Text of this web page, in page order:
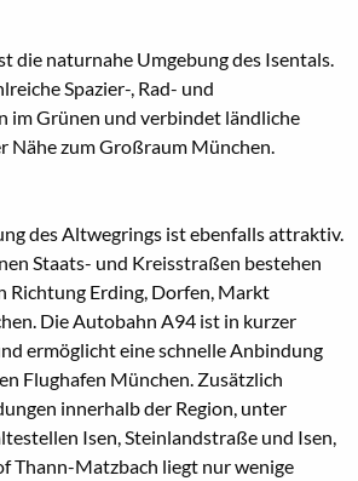
die naturnahe Umgebung des Isentals.
Spazier-, Rad- und
im Grünen und verbindet ländliche
zum Großraum München.
des Altwegrings ist ebenfalls attraktiv.
Staats- und Kreisstraßen bestehen
Richtung Erding, Dorfen, Markt
Die Autobahn A94 ist in kurzer
ermöglicht eine schnelle Anbindung
Flughafen München. Zusätzlich
innerhalb der Region, unter
Isen, Steinlandstraße und Isen,
Thann-Matzbach liegt nur wenige